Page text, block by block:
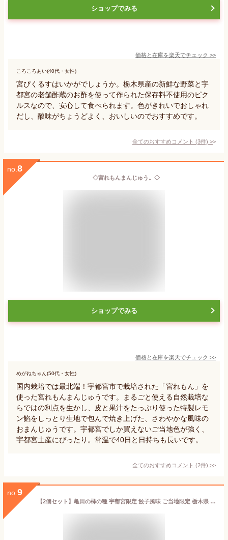
ショップでみる
価格と在庫を楽天でチェック >>
ころころあい(40代・女性)
宮ぴくるすはいかがでしょうか。栃木県産の新鮮な野菜と宇
都宮の老舗酢蔵のお酢を使って作られた保存料不使用のピク
ルスなので、安心して食べられます。色がきれいでおしゃれ
だし、酸味がちょうどよく、おいしいのでおすすめです。
全てのおすすめコメント (3件) >
no. 8
◇宮れもんまんじゅう。◇
ショップでみる
価格と在庫を楽天でチェック >>
めがねちゃん(50代・女性)
国内栽培では最北端！宇都宮市で栽培された「宮れもん」を
使った宮れもんまんじゅうです。まるごと使える自然栽培な
らではの利点を生かし、皮と果汁をたっぷり使った特製レモ
ン餡をしっとり生地で包んで焼き上げた、さわやかな風味の
おまんじゅうです。宇都宮でしか買えないご当地色が強く、
宇都宮土産にぴったり。常温で40日と日持ちも長いです。
全てのおすすめコメント (2件) >
no. 9
【2個セット】亀田の柿の種 宇都宮限定 餃子風味 ご当地限定 栃木県 お土産